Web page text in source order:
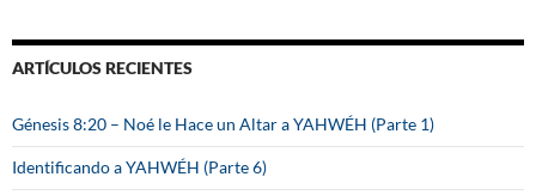
a
r
ARTÍCULOS RECIENTES
Génesis 8:20 – Noé le Hace un Altar a YAHWÉH (Parte 1)
Identificando a YAHWÉH (Parte 6)